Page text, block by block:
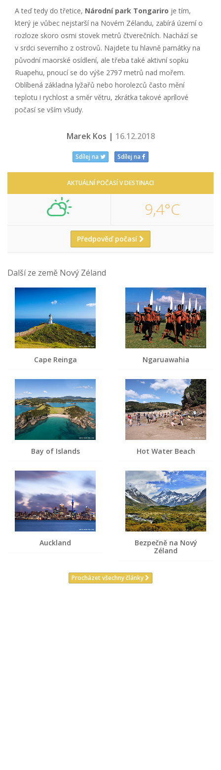
A teď tedy do třetice, Národní park Tongariro je tím,
který je vůbec nejstarší na Novém Zélandu, zabírá území o
rozloze skoro osmi stovek metrů čtverečních. Nachází se
v srdci severního z ostrovů. Najdete tu hlavně památky na
původní maorské osídlení, ale třeba také aktivní sopku
Ruapehu, pnoucí se do výše 2797 metrů nad mořem.
Oblíbená základna lyžařů nebo horolezců často mění
teplotu i rychlost a směr větru, zkrátka takové aprílové
počasí se vším všudy.
Marek Kos | 16.12.2018
Sdílej na Sdílej na
AKTUÁLNÍ POČASÍ V DESTINACI
9,4°C
Předpověď počasí
Další ze země Nový Zéland
Cape Reinga Ngaruawahia
Bay of Islands Hot Water Beach
Auckland
Bezpečně na Nový
Zéland
Procházet všechny články